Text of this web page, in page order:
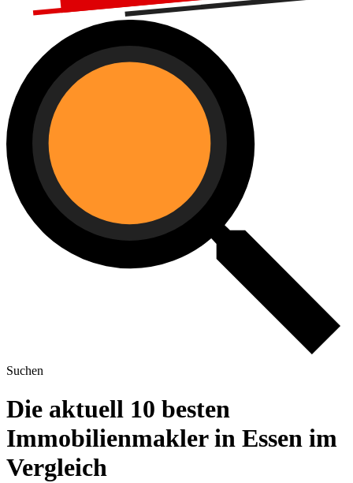
Suchen
Die aktuell 10 besten
Immobilienmakler in Essen im
Vergleich